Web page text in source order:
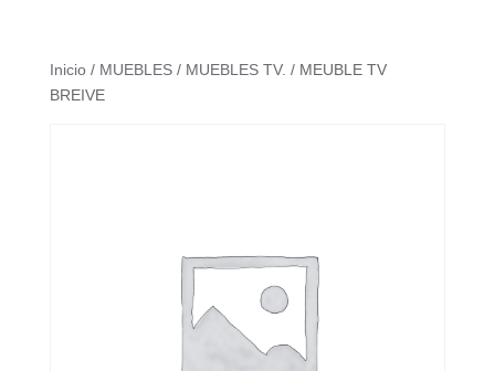
Inicio/ MUEBLES/ MUEBLES TV. / MEUBLE TV
BREIVE